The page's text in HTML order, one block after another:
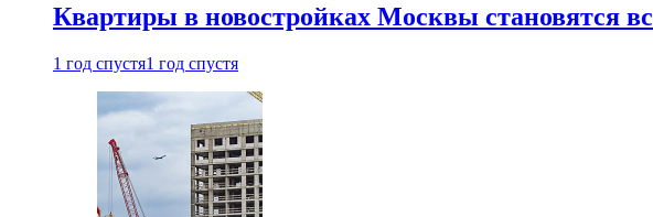
Квартиры в новостройках Москвы становятся
1 год спустя1 год спустя